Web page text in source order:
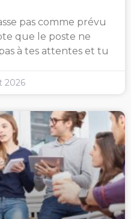
pas comme prévu
que le poste ne
à tes attentes et tu
2026